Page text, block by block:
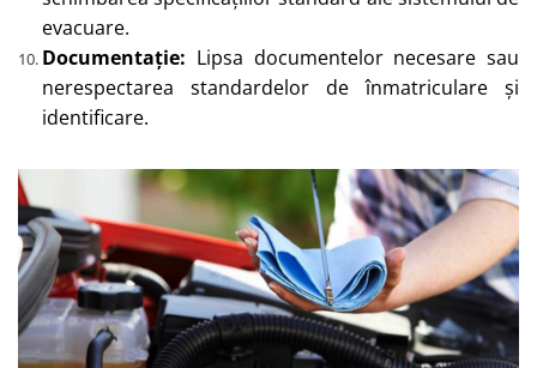
evacuare.
Documentație: Lipsa documentelor necesare sau
nerespectarea standardelor de înmatriculare și
identificare.